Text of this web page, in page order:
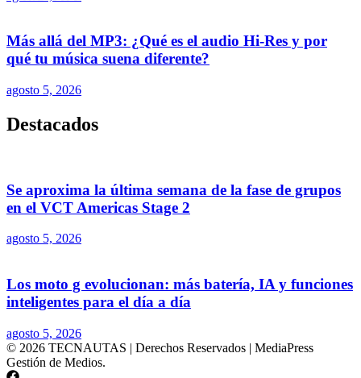
Más allá del MP3: ¿Qué es el audio Hi-Res y por
qué tu música suena diferente?
agosto 5, 2026
Destacados
Se aproxima la última semana de la fase de grupos
en el VCT Americas Stage 2
agosto 5, 2026
Los moto g evolucionan: más batería, IA y funciones
inteligentes para el día a día
agosto 5, 2026
© 2026 TECNAUTAS | Derechos Reservados | MediaPress
Gestión de Medios.